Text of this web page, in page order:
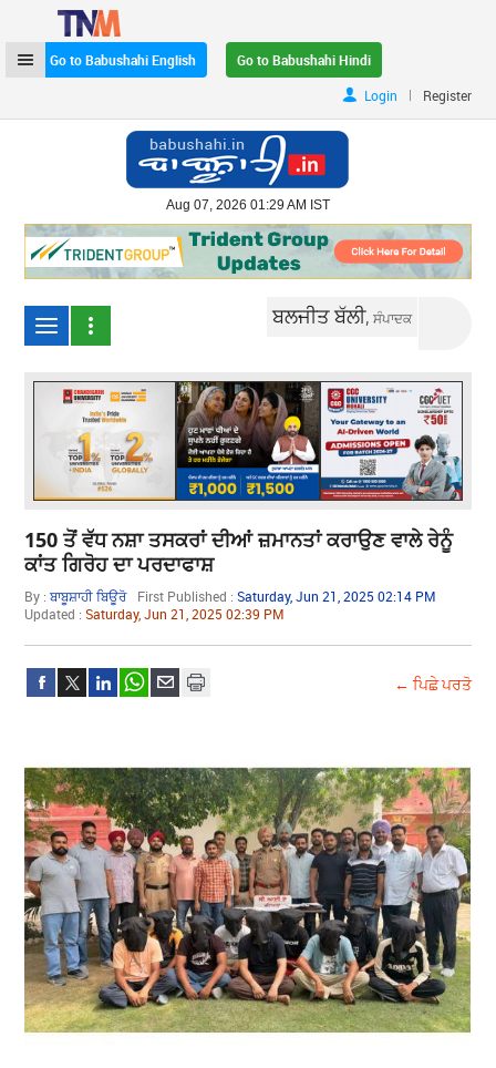
Go to Babushahi English
Go to Babushahi Hindi
Login
| Register
Aug 07, 2026 01:29 AM IST
ਬਲਜੀਤ ਬੱਲੀ,ਸੰਪਾਦਕ
150 ਤੋਂ ਵੱਧ ਨਸ਼ਾ ਤਸਕਰਾਂ ਦੀਆਂ ਜ਼ਮਾਨਤਾਂ ਕਰਾਉਣ ਵਾਲੇ ਰੇਨੂੰ
ਕਾਂਤ ਗਿਰੋਹ ਦਾ ਪਰਦਾਫਾਸ਼
By :ਬਾਬੂਸ਼ਾਹੀ ਬਿਊਰੋ First Published :Saturday, Jun 21, 2025 02:14 PM
Updated :Saturday, Jun 21, 2025 02:39 PM
← ਪਿਛੇ ਪਰਤੋ